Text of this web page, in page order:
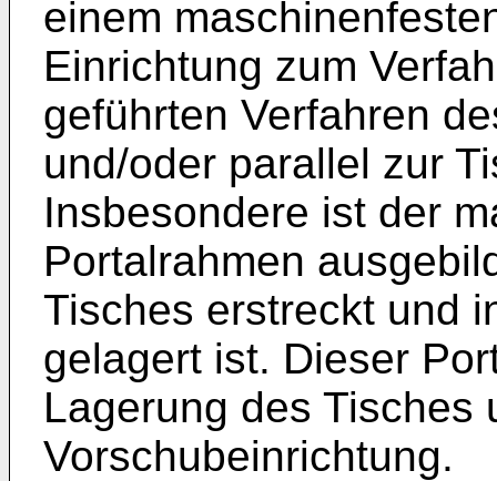
einem
Einrichtung zum
geführten Verfahren
und/oder parallel zur
Insbesondere ist der
Portalrahmen
Tisches erstreckt und
gelagert ist. Dieser
Lagerung des Tisches
Vorschubeinrichtung.